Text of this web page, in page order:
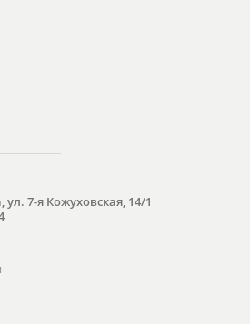
ул. 7-я Кожуховская, 14/1